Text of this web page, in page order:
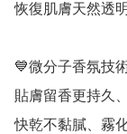
恢復肌膚天然透
💙微分子香氛技
貼膚留香更持久
快乾不黏膩、霧